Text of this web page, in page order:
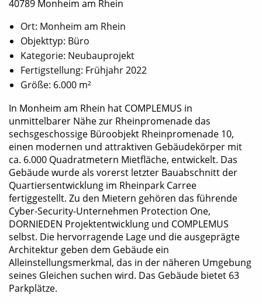
40789 Monheim am Rhein
Ort: Monheim am Rhein
Objekttyp: Büro
Kategorie: Neubauprojekt
Fertigstellung: Frühjahr 2022
Größe: 6.000 m²
In Monheim am Rhein hat COMPLEMUS in
unmittelbarer Nähe zur Rheinpromenade das
sechsgeschossige Büroobjekt Rheinpromenade 10,
einen modernen und attraktiven Gebäudekörper mit
ca. 6.000 Quadratmetern Mietfläche, entwickelt. Das
Gebäude wurde als vorerst letzter Bauabschnitt der
Quartiersentwicklung im Rheinpark Carree
fertiggestellt. Zu den Mietern gehören das führende
Cyber-Security-Unternehmen Protection One,
DORNIEDEN Projektentwicklung und COMPLEMUS
selbst. Die hervorragende Lage und die ausgeprägte
Architektur geben dem Gebäude ein
Alleinstellungsmerkmal, das in der näheren Umgebung
seines Gleichen suchen wird. Das Gebäude bietet 63
Parkplätze.